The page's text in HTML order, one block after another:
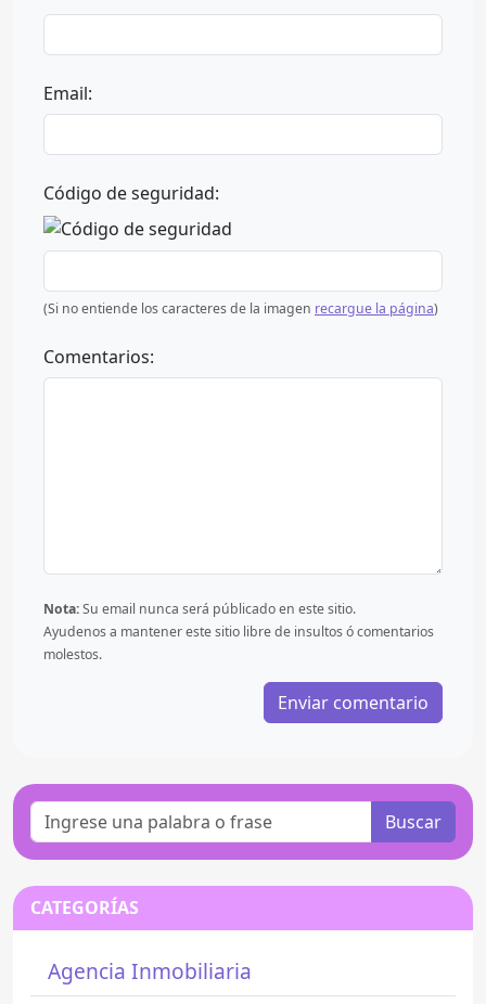
Email:
Código de seguridad:
(Si no entiende los caracteres de la imagen recargue la página)
Comentarios:
Nota:Su email nunca será públicado en este sitio.
Ayudenos a mantener este sitio libre de insultos ó comentarios
molestos.
Buscar
CATEGORÍAS
Agencia Inmobiliaria